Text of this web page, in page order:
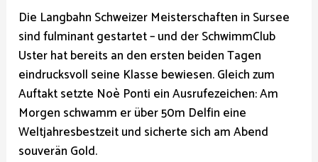
Die Langbahn Schweizer Meisterschaften in Sursee
sind fulminant gestartet – und der SchwimmClub
Uster hat bereits an den ersten beiden Tagen
eindrucksvoll seine Klasse bewiesen. Gleich zum
Auftakt setzte Noè Ponti ein Ausrufezeichen: Am
Morgen schwamm er über 50m Delfin eine
Weltjahresbestzeit und sicherte sich am Abend
souverän Gold.